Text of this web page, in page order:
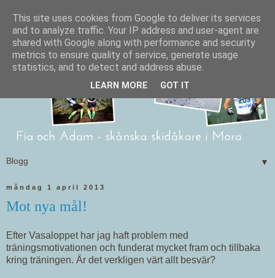
▼
måndag 1 april 2013
Mot nya mål!
Efter Vasaloppet har jag haft problem med
träningsmotivationen och funderat mycket fram och tillbaka
kring träningen. Är det verkligen värt allt besvär?
This site uses cookies from Google to deliver its services
and to analyze traffic. Your IP address and user-agent are
shared with Google along with performance and security
metrics to ensure quality of service, generate usage
statistics, and to detect and address abuse.
LEARN MORE GOT IT